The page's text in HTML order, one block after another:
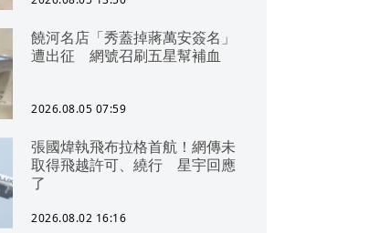
饒河名店「秀蓋掉蔣萬安簽名」
遭出征 網號召刷五星幫補血
2026.08.05 07:59
張國煒執飛布拉格首航！網傳未
取得飛越許可、繞行 星宇回應
了
2026.08.02 16:16